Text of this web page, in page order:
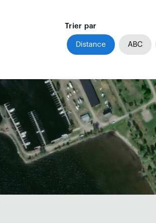
Trier par
Distance ABC